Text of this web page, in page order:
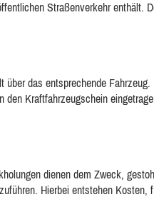
Straßenverkehr enthält.
über das entsprechende
den Kraftfahrzeugschein
dienen dem Zweck,
Hierbei entstehen Kosten,